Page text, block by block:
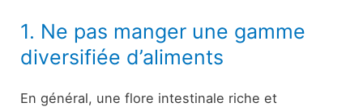
1. Ne pas manger une gamme
diversifiée d’aliments
En général, une flore intestinale riche et